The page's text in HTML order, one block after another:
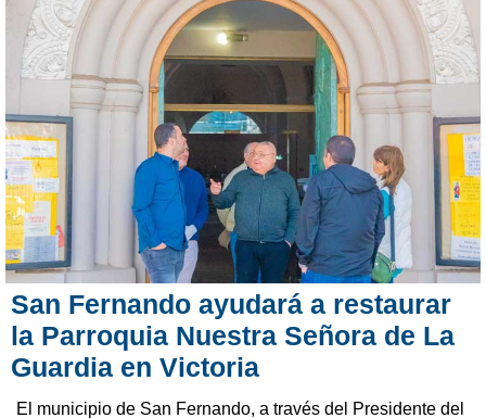
San Fernando ayudará a restaurar
la Parroquia Nuestra Señora de La
Guardia en Victoria
El municipio de San Fernando, a través del Presidente del